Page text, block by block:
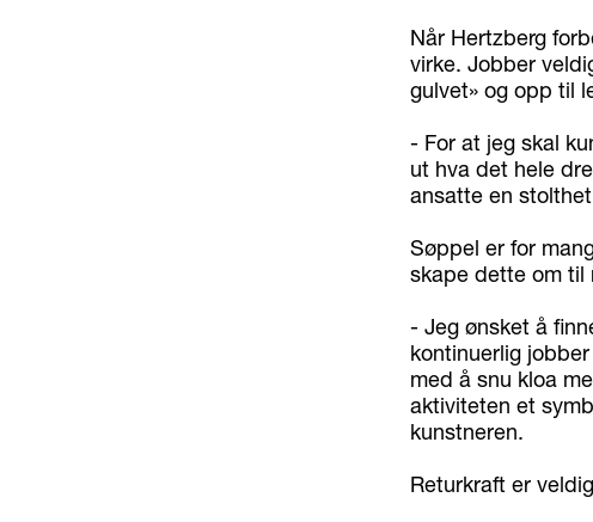
Når Hertzberg
virke. Jobber
gulvet» og opp til
- For at jeg skal
ut hva det hele
ansatte en
Søppel er for
skape dette om til
- Jeg ønsket å
kontinuerlig
med å snu kloa
aktiviteten et
kunstneren.
Returkraft er